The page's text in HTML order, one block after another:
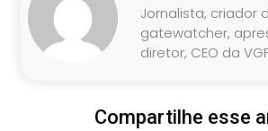
Jornalista, criador
gatewatcher,
diretor, CEO da
Compartilhe esse